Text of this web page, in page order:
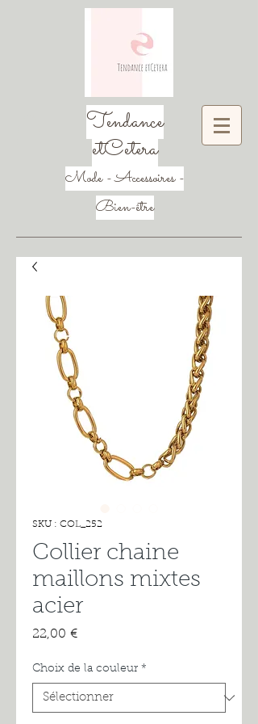
Tendance
etCetera
Mode - Accessoires -
Bien-être
SKU : COL_252
Collier chaine
maillons mixtes
acier
22,00 €Prix
Choix de la couleur *